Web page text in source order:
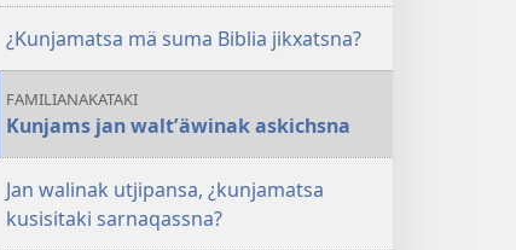
¿Kunjamatsa mä suma Biblia jikxatsna?
FAMILIANAKATAKI
Kunjams jan waltʼäwinak askichsna
Jan walinak utjipansa, ¿kunjamatsa
kusisitaki sarnaqassna?